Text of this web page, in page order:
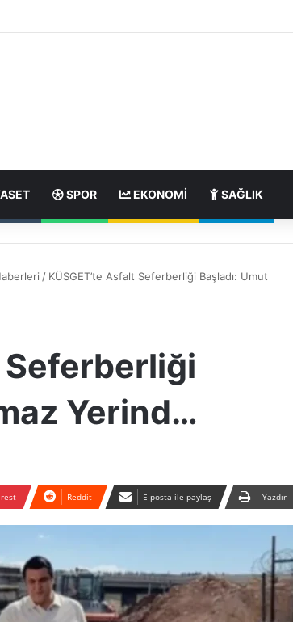
SPOR EKONOMI SAĞLIK
/ KÜSGET’te Asfalt Seferberliği Başladı: Umut
Seferberliği
Yerind…
Reddit E-posta ile paylaş Yazdır